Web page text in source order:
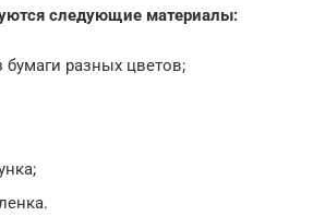
следующие материалы:
бумаги разных цветов;